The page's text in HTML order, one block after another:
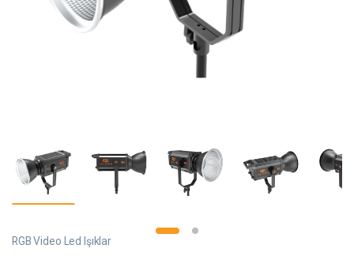
RGB Video Led Işıklar